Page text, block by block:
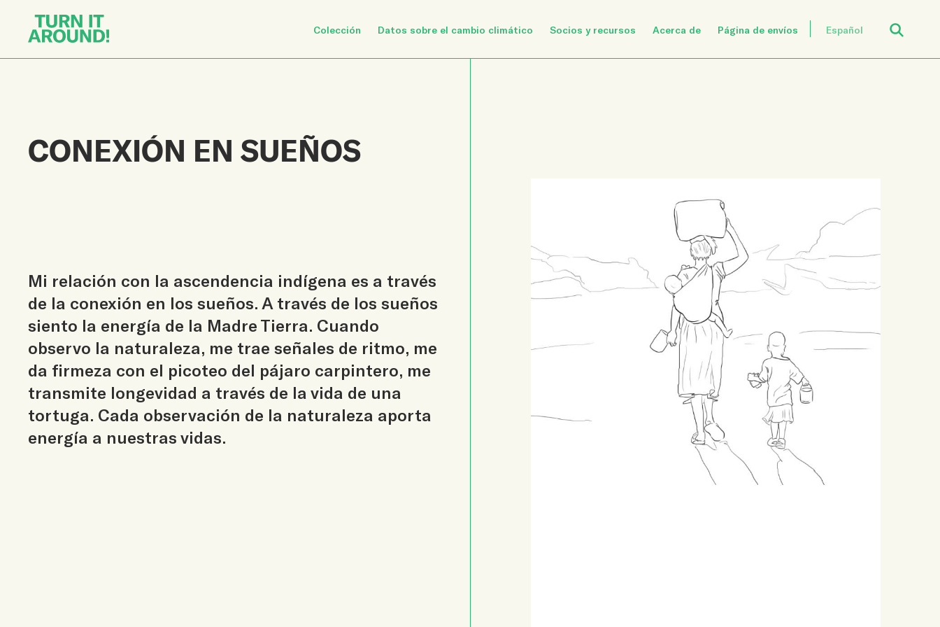
Colección Datos sobre el cambio climático Socios y recursos Acerca de Página de envíos Español
CONEXIÓN EN SUEÑOS
Mi relación con la ascendencia indígena es a través
de la conexión en los sueños. A través de los sueños
siento la energía de la Madre Tierra. Cuando
observo la naturaleza, me trae señales de ritmo, me
da firmeza con el picoteo del pájaro carpintero, me
transmite longevidad a través de la vida de una
tortuga. Cada observación de la naturaleza aporta
energía a nuestras vidas.